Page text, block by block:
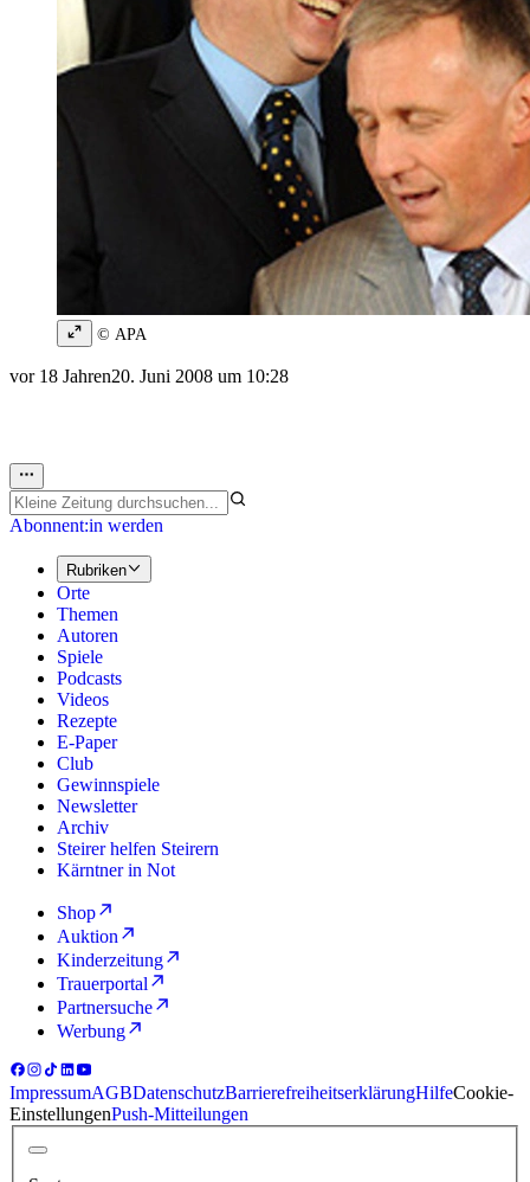
© APA
vor 18 Jahren20. Juni 2008 um 10:28
Abonnent:in werden
Rubriken
Orte
Themen
Autoren
Spiele
Podcasts
Videos
Rezepte
E-Paper
Club
Gewinnspiele
Newsletter
Archiv
Steirer helfen Steirern
Kärntner in Not
Shop
Auktion
Kinderzeitung
Trauerportal
Partnersuche
Werbung
ImpressumAGBDatenschutzBarrierefreiheitserklärungHilfeCookie-
EinstellungenPush-Mitteilungen